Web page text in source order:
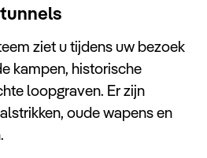
ziet u tijdens uw bezoek
kampen, historische
loopgraven. Er zijn
oude wapens en